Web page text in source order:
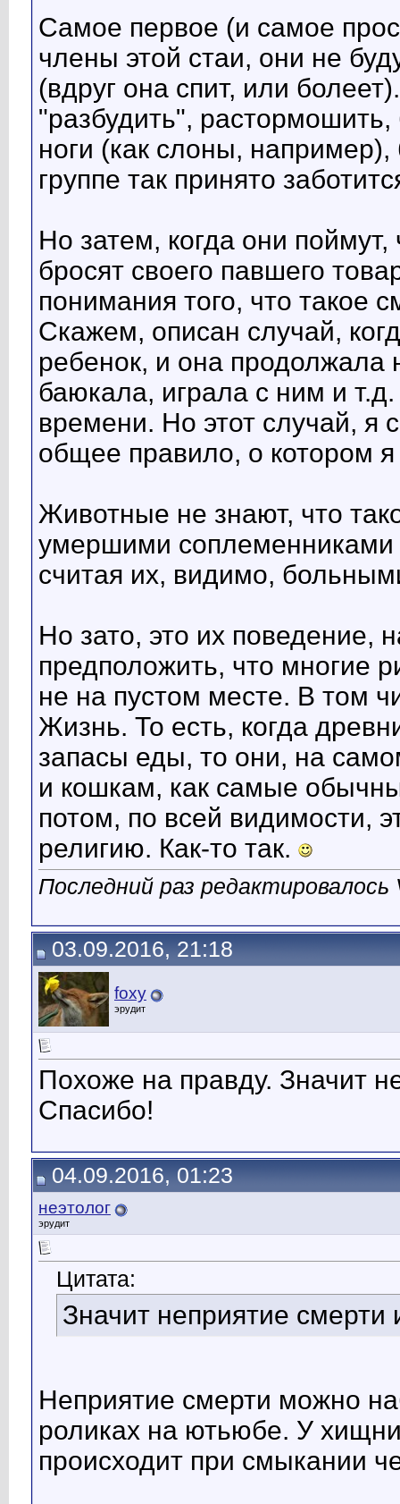
Самое первое (и самое
члены этой стаи, они не
(вдруг она спит, или
"разбудить", растормошить,
ноги (как слоны, например),
группе так принято
Но затем, когда они
бросят своего павшего
понимания того, что такое
Скажем, описан случай,
ребенок, и она продолжала
баюкала, играла с ним и
времени. Но этот случай, я
общее правило, о котором
Животные не знают, что
умершими соплеменниками
считая их, видимо,
Но зато, это их поведение,
предположить, что многие
не на пустом месте. В том
Жизнь. То есть, когда
запасы еды, то они, на
и кошкам, как самые
потом, по всей видимости,
религию. Как-то так.
Последний раз
03.09.2016, 21:18
foxy
эрудит
Похоже на правду. Значит
Спасибо!
04.09.2016, 01:23
неэтолог
эрудит
Цитата:
Значит неприятие
Неприятие смерти можно
роликах на ютьюбе. У
происходит при смыкании